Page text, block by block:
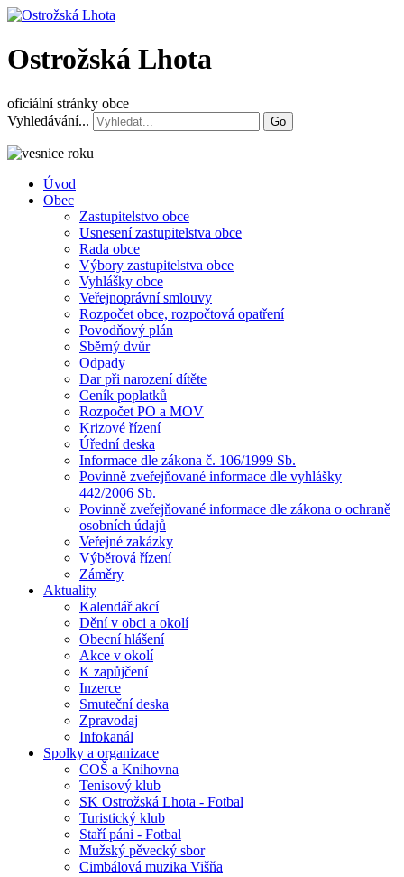
Ostrožská Lhota
oficiální stránky obce
Vyhledávání...
Go
Úvod
Obec
Zastupitelstvo obce
Usnesení zastupitelstva obce
Rada obce
Výbory zastupitelstva obce
Vyhlášky obce
Veřejnoprávní smlouvy
Rozpočet obce, rozpočtová opatření
Povodňový plán
Sběrný dvůr
Odpady
Dar při narození dítěte
Ceník poplatků
Rozpočet PO a MOV
Krizové řízení
Úřední deska
Informace dle zákona č. 106/1999 Sb.
Povinně zveřejňované informace dle vyhlášky
442/2006 Sb.
Povinně zveřejňované informace dle zákona o ochraně
osobních údajů
Veřejné zakázky
Výběrová řízení
Záměry
Aktuality
Kalendář akcí
Dění v obci a okolí
Obecní hlášení
Akce v okolí
K zapůjčení
Inzerce
Smuteční deska
Zpravodaj
Infokanál
Spolky a organizace
COŠ a Knihovna
Tenisový klub
SK Ostrožská Lhota - Fotbal
Turistický klub
Staří páni - Fotbal
Mužský pěvecký sbor
Cimbálová muzika Višňa